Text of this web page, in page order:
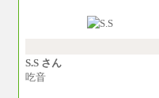
S.S さん
吃音